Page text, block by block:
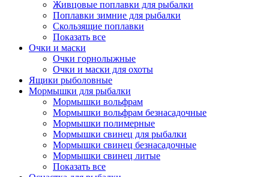
Живцовые поплавки для рыбалки
Поплавки зимние для рыбалки
Скользящие поплавки
Показать все
Очки и маски
Очки горнолыжные
Очки и маски для охоты
Ящики рыболовные
Мормышки для рыбалки
Мормышки вольфрам
Мормышки вольфрам безнасадочные
Мормышки полимерные
Мормышки свинец для рыбалки
Мормышки свинец безнасадочные
Мормышки свинец литые
Показать все